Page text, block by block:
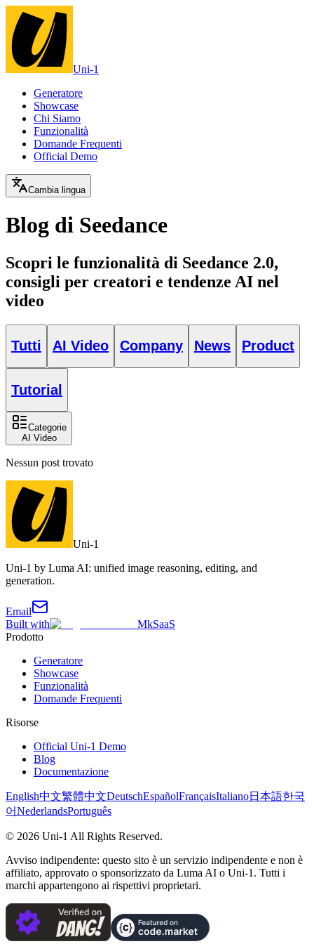
Uni-1
Generatore
Showcase
Chi Siamo
Funzionalità
Domande Frequenti
Official Demo
Cambia lingua
Blog di Seedance
Scopri le funzionalità di Seedance 2.0,
consigli per creatori e tendenze AI nel
video
Tutti AI Video Company News Product
Tutorial
Categorie
AI Video
Nessun post trovato
Uni-1
Uni-1 by Luma AI: unified image reasoning, editing, and
generation.
Email
Built with
MkSaaS
Prodotto
Generatore
Showcase
Funzionalità
Domande Frequenti
Risorse
Official Uni-1 Demo
Blog
Documentazione
English中文繁體中文DeutschEspañolFrançaisItaliano日本語한국
어NederlandsPortuguês
© 2026 Uni-1 All Rights Reserved.
Avviso indipendente: questo sito è un servizio indipendente e non è
affiliato, approvato o sponsorizzato da Luma AI o Uni-1. Tutti i
marchi appartengono ai rispettivi proprietari.